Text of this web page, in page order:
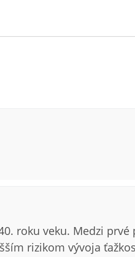
roku veku. Medzi
rizikom vývoja